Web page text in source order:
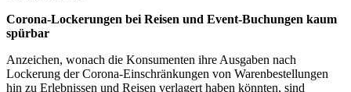
Corona-Lockerungen bei Reisen und Event-Buchungen kaum
spürbar
Anzeichen, wonach die Konsumenten ihre Ausgaben nach
Lockerung der Corona-Einschränkungen von Warenbestellungen
hin zu Erlebnissen und Reisen verlagert haben könnten, sind